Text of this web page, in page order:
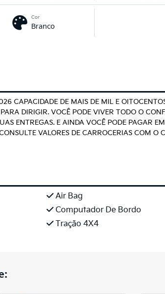
Cor
Branco
DE MAIS DE MIL E
DIRIGIR. VOCÊ PODE VIVER TODO O
ENTREGAS. E AINDA VOCÊ PODE PAGAR
VALORES DE CARROCERIAS COM O
Air Bag
Computador De Bordo
Tração 4X4